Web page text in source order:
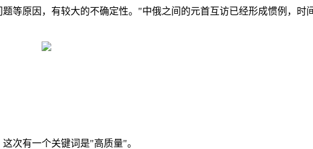
等原因，有较大的不确定性。"中俄之间的元首互访已经形成惯例，时
次有一个关键词是"高质量"。